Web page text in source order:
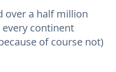
over a half million
continent
of course not)